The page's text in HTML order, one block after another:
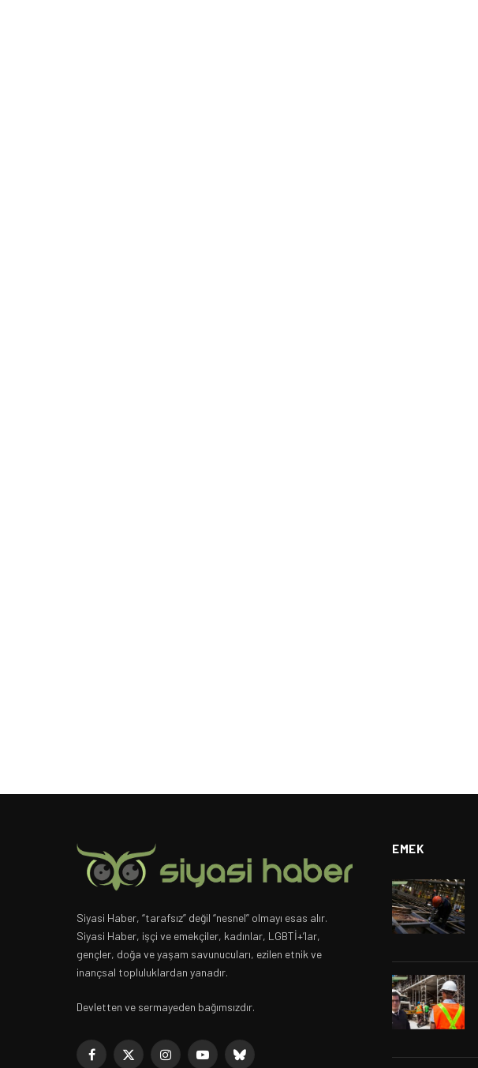
Siyasi Haber, “tarafsız” değil “nesnel” olmayı esas alır.
Siyasi Haber, işçi ve emekçiler, kadınlar, LGBTİ+’lar,
gençler, doğa ve yaşam savunucuları, ezilen etnik ve
inançsal topluluklardan yanadır.
Devletten ve sermayeden bağımsızdır.
Facebook
X InstagramYouTubeBluesky
EMEK